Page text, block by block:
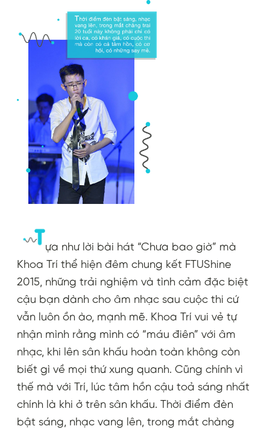
ựa như lời bài hát “Chưa bao giờ” mà
Khoa Trí thể hiện đêm chung kết FTUShine
2015, những trải nghiệm và tình cảm đặc biệt
cậu bạn dành cho âm nhạc sau cuộc thi cứ
vẫn luôn ồn ào, mạnh mẽ. Khoa Trí vui vẻ tự
nhận mình rằng mình có “máu điên” với âm
nhạc, khi lên sân khấu hoàn toàn không còn
biết gì về mọi thứ xung quanh. Cũng chính vì
thế mà với Trí, lúc tâm hồn cậu toả sáng nhất
chính là khi ở trên sân khấu. Thời điểm đèn
bật sáng, nhạc vang lên, trong mắt chàng